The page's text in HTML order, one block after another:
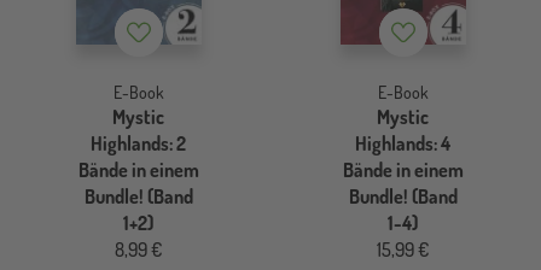
Merkzettel
E-Book
Mystic
Highlands: 2
Bände in einem
Bundle! (Band
1+2)
8,99 €
Merkzettel
E-Book
Mystic
Highlands: 4
Bände in einem
Bundle! (Band
1-4)
15,99 €